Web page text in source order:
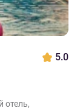
5.0
отель,